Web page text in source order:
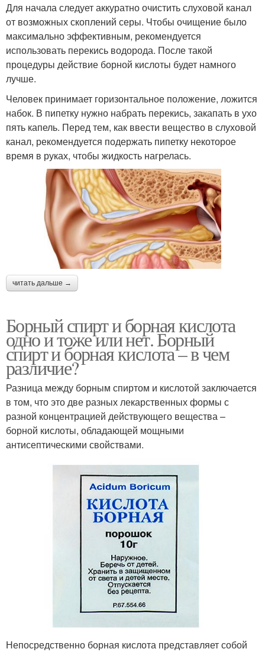
Для начала следует аккуратно очистить слуховой канал
от возможных скоплений серы. Чтобы очищение было
максимально эффективным, рекомендуется
использовать перекись водорода. После такой
процедуры действие борной кислоты будет намного
лучше.
Человек принимает горизонтальное положение, ложится
набок. В пипетку нужно набрать перекись, закапать в ухо
пять капель. Перед тем, как ввести вещество в слуховой
канал, рекомендуется подержать пипетку некоторое
время в руках, чтобы жидкость нагрелась.
читать дальше →
Борный спирт и борная кислота
одно и тоже или нет. Борный
спирт и борная кислота – в чем
различие?
Разница между борным спиртом и кислотой заключается
в том, что это две разных лекарственных формы с
разной концентрацией действующего вещества –
борной кислоты, обладающей мощными
антисептическими свойствами.
Непосредственно борная кислота представляет собой